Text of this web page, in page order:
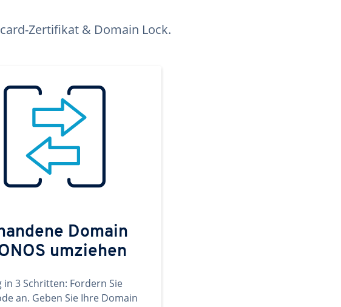
Zertifikat & Domain Lock.
Domain
umziehen
in 3 Schritten: Fordern Sie
an. Geben Sie Ihre Domain